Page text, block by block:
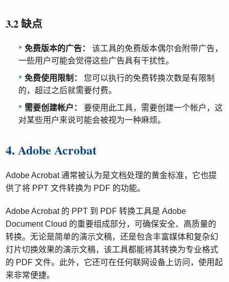
3.2 缺点
免费版本的广告：
该工具的免费版本偶尔会附带广告，
一些用户可能会觉得这些广告具有干扰性。
免费使用限制：
您可以执行的免费转换次数是有限制
的，超过之后就需要付费。
需要创建帐户：
要使用此工具，需要创建一个帐户，这
对某些用户来说可能会被视为一种麻烦。
4. Adob​​e Acrobat
Adobe Acrobat 通常被认为是文档处理的黄金标准，它也提
供了将 PPT 文件转换为 PDF 的功能。
Adobe Acrobat 的 PPT 到 PDF 转换工具是 Adob​​e
Document Cloud 的重要组成部分，可确保安全、高质量的
转换。无论是简单的演示文稿，还是包含丰富媒体和复杂幻
灯片切换效果的演示文稿，该工具都能将其转换为专业格式
的 PDF 文件。此外，它还可在任何联网设备上访问，使用起
来非常便捷。